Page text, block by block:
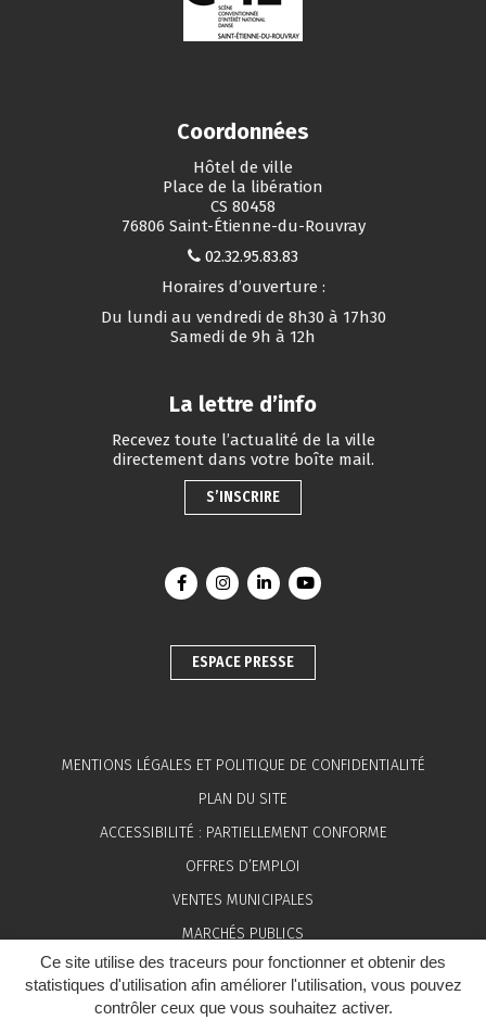
Ce site utilise des traceurs pour fonctionner et obtenir des
statistiques d'utilisation afin améliorer l'utilisation, vous pouvez
contrôler ceux que vous souhaitez activer.
Coordonnées
Hôtel de ville
Place de la libération
CS 80458
76806 Saint-Étienne-du-Rouvray
02.32.95.83.83
Horaires d’ouverture :
Du lundi au vendredi de 8h30 à 17h30
Samedi de 9h à 12h
La lettre d’info
Recevez toute l’actualité de la ville
directement dans votre boîte mail.
S’INSCRIRE
Lien vers le compte Facebook
Lien vers le compte Instagram
Lien vers le compte Linkedin
Lien vers la chaîne
ESPACE PRESSE
MENTIONS LÉGALES ET POLITIQUE DE CONFIDENTIALITÉ
PLAN DU SITE
ACCESSIBILITÉ : PARTIELLEMENT CONFORME
OFFRES D’EMPLOI
VENTES MUNICIPALES
MARCHÉS PUBLICS
ESPACE PRESSE